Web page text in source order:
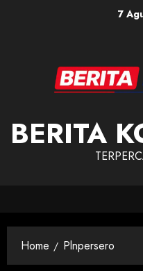
7
BERITA
Home Plnpersero